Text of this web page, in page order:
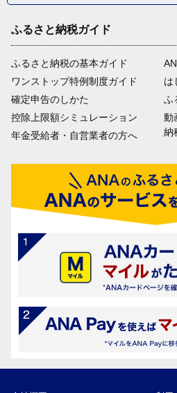
ふるさと納税ガイド
ふるさと納税の基本ガイド
ワンストップ特例制度ガイド
確定申告のしかた
控除上限額シミュレーション
年金受給者・自営業者の方へ
は
ふ
動
納